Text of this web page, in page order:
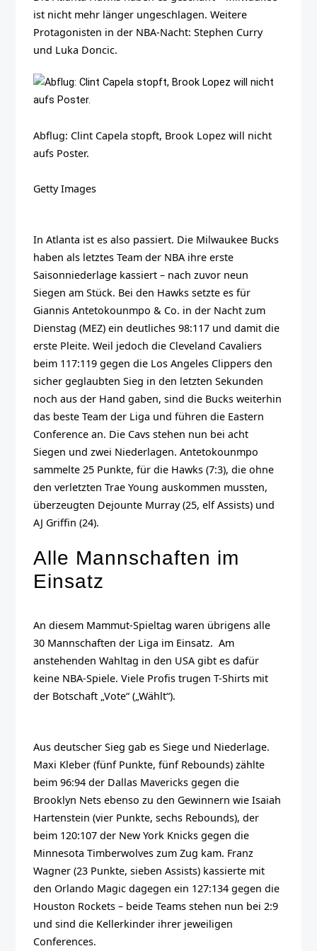
ist nicht mehr länger ungeschlagen. Weitere
Protagonisten in der NBA-Nacht: Stephen Curry
und Luka Doncic.
Abflug: Clint Capela stopft, Brook Lopez will nicht
aufs Poster.
Getty Images
In Atlanta ist es also passiert. Die Milwaukee Bucks
haben als letztes Team der NBA ihre erste
Saisonniederlage kassiert – nach zuvor neun
Siegen am Stück. Bei den Hawks setzte es für
Giannis Antetokounmpo & Co. in der Nacht zum
Dienstag (MEZ) ein deutliches 98:117 und damit die
erste Pleite. Weil jedoch die Cleveland Cavaliers
beim 117:119 gegen die Los Angeles Clippers den
sicher geglaubten Sieg in den letzten Sekunden
noch aus der Hand gaben, sind die Bucks weiterhin
das beste Team der Liga und führen die Eastern
Conference an. Die Cavs stehen nun bei acht
Siegen und zwei Niederlagen. Antetokounmpo
sammelte 25 Punkte, für die Hawks (7:3), die ohne
den verletzten Trae Young auskommen mussten,
überzeugten Dejounte Murray (25, elf Assists) und
AJ Griffin (24).
Alle Mannschaften im
Einsatz
An diesem Mammut-Spieltag waren übrigens alle
30 Mannschaften der Liga im Einsatz. Am
anstehenden Wahltag in den USA gibt es dafür
keine NBA-Spiele. Viele Profis trugen T-Shirts mit
der Botschaft „Vote“ („Wählt“).
Aus deutscher Sieg gab es Siege und Niederlage.
Maxi Kleber (fünf Punkte, fünf Rebounds) zählte
beim 96:94 der Dallas Mavericks gegen die
Brooklyn Nets ebenso zu den Gewinnern wie Isaiah
Hartenstein (vier Punkte, sechs Rebounds), der
beim 120:107 der New York Knicks gegen die
Minnesota Timberwolves zum Zug kam. Franz
Wagner (23 Punkte, sieben Assists) kassierte mit
den Orlando Magic dagegen ein 127:134 gegen die
Houston Rockets – beide Teams stehen nun bei 2:9
und sind die Kellerkinder ihrer jeweiligen
Conferences.